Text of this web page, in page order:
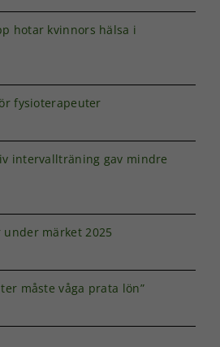
hotar kvinnors hälsa i
fysioterapeuter
intervallträning gav mindre
under märket 2025
måste våga prata lön”
används.
För att vår
hemsida ska
möjligt under
ditt besök.
funktionalitet
från
hemsidan.